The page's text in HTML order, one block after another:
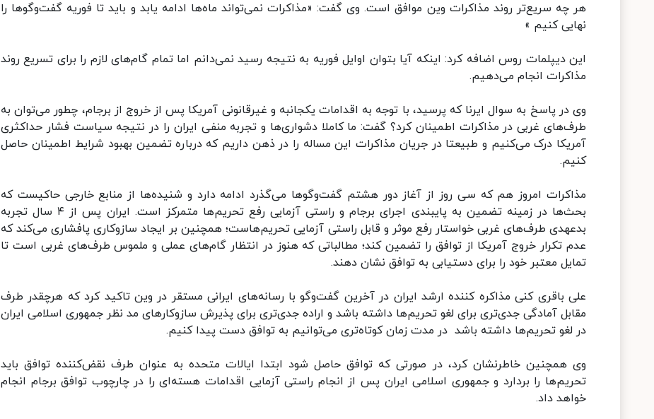
هر چه سریع‌تر روند مذاکرات وین موافق است. وی گفت: «مذاکرات نمی‌تواند ماه‌ها ادامه یابد و باید تا فوریه گفت‌وگوها را
نهایی کنیم »
این دیپلمات روس اضافه کرد: اینکه آیا بتوان اوایل فوریه به نتیجه رسید نمی‌دانم اما تمام گام‌های لازم را برای تسریع روند
مذاکرات انجام می‌دهیم.
وی در پاسخ به سوال ایرنا که پرسید، با توجه به اقدامات یکجانبه و غیرقانونی آمریکا پس از خروج از برجام، چطور می‌توان به
طرف‌های غربی در مذاکرات اطمینان کرد؟ گفت: ما کاملا دشواری‌ها و تجربه منفی ایران را در نتیجه سیاست فشار حداکثری
آمریکا درک می‌کنیم و طبیعتا در جریان مذاکرات این مساله را در ذهن داریم که درباره تضمین بهبود شرایط اطمینان حاصل
کنیم.
مذاکرات امروز هم که سی روز از آغاز دور هشتم گفت‌وگوها می‌گذرد ادامه دارد و شنیده‌ها از منابع خارجی حاکیست که
بحث‌ها در زمینه تضمین به پایبندی اجرای برجام و راستی آزمایی رفع تحریم‌ها متمرکز است. ایران پس از ۴ سال تجربه
بدعهدی طرف‌های غربی خواستار رفع موثر و قابل راستی آزمایی تحریم‌هاست؛ همچنین بر ایجاد سازوکاری پافشاری می‌کند که
عدم تکرار خروج آمریکا از توافق را تضمین کند؛ مطالباتی که هنوز در انتظار گام‌های عملی و ملموس طرف‌های غربی است تا
تمایل معتبر خود را برای دستیابی به توافق نشان دهند.
علی باقری کنی مذاکره کننده ارشد ایران در آخرین گفت‌وگو با رسانه‌های ایرانی مستقر در وین تاکید کرد که هرچقدر طرف
مقابل آمادگی جدی‌تری برای لغو تحریم‌ها داشته باشد و اراده جدی‌تری برای پذیرش سازوکارهای مد نظر جمهوری اسلامی ایران
در لغو تحریم‌ها داشته باشد در مدت زمان کوتاه‌تری می‌توانیم به توافق دست پیدا کنیم.
وی همچنین خاطرنشان کرد، در صورتی که توافق حاصل شود ابتدا ایالات متحده به عنوان طرف نقض‌کننده توافق باید
تحریم‌ها را بردارد و جمهوری اسلامی ایران پس از انجام راستی آزمایی اقدامات هسته‌ای را در چارچوب توافق برجام انجام
خواهد داد.